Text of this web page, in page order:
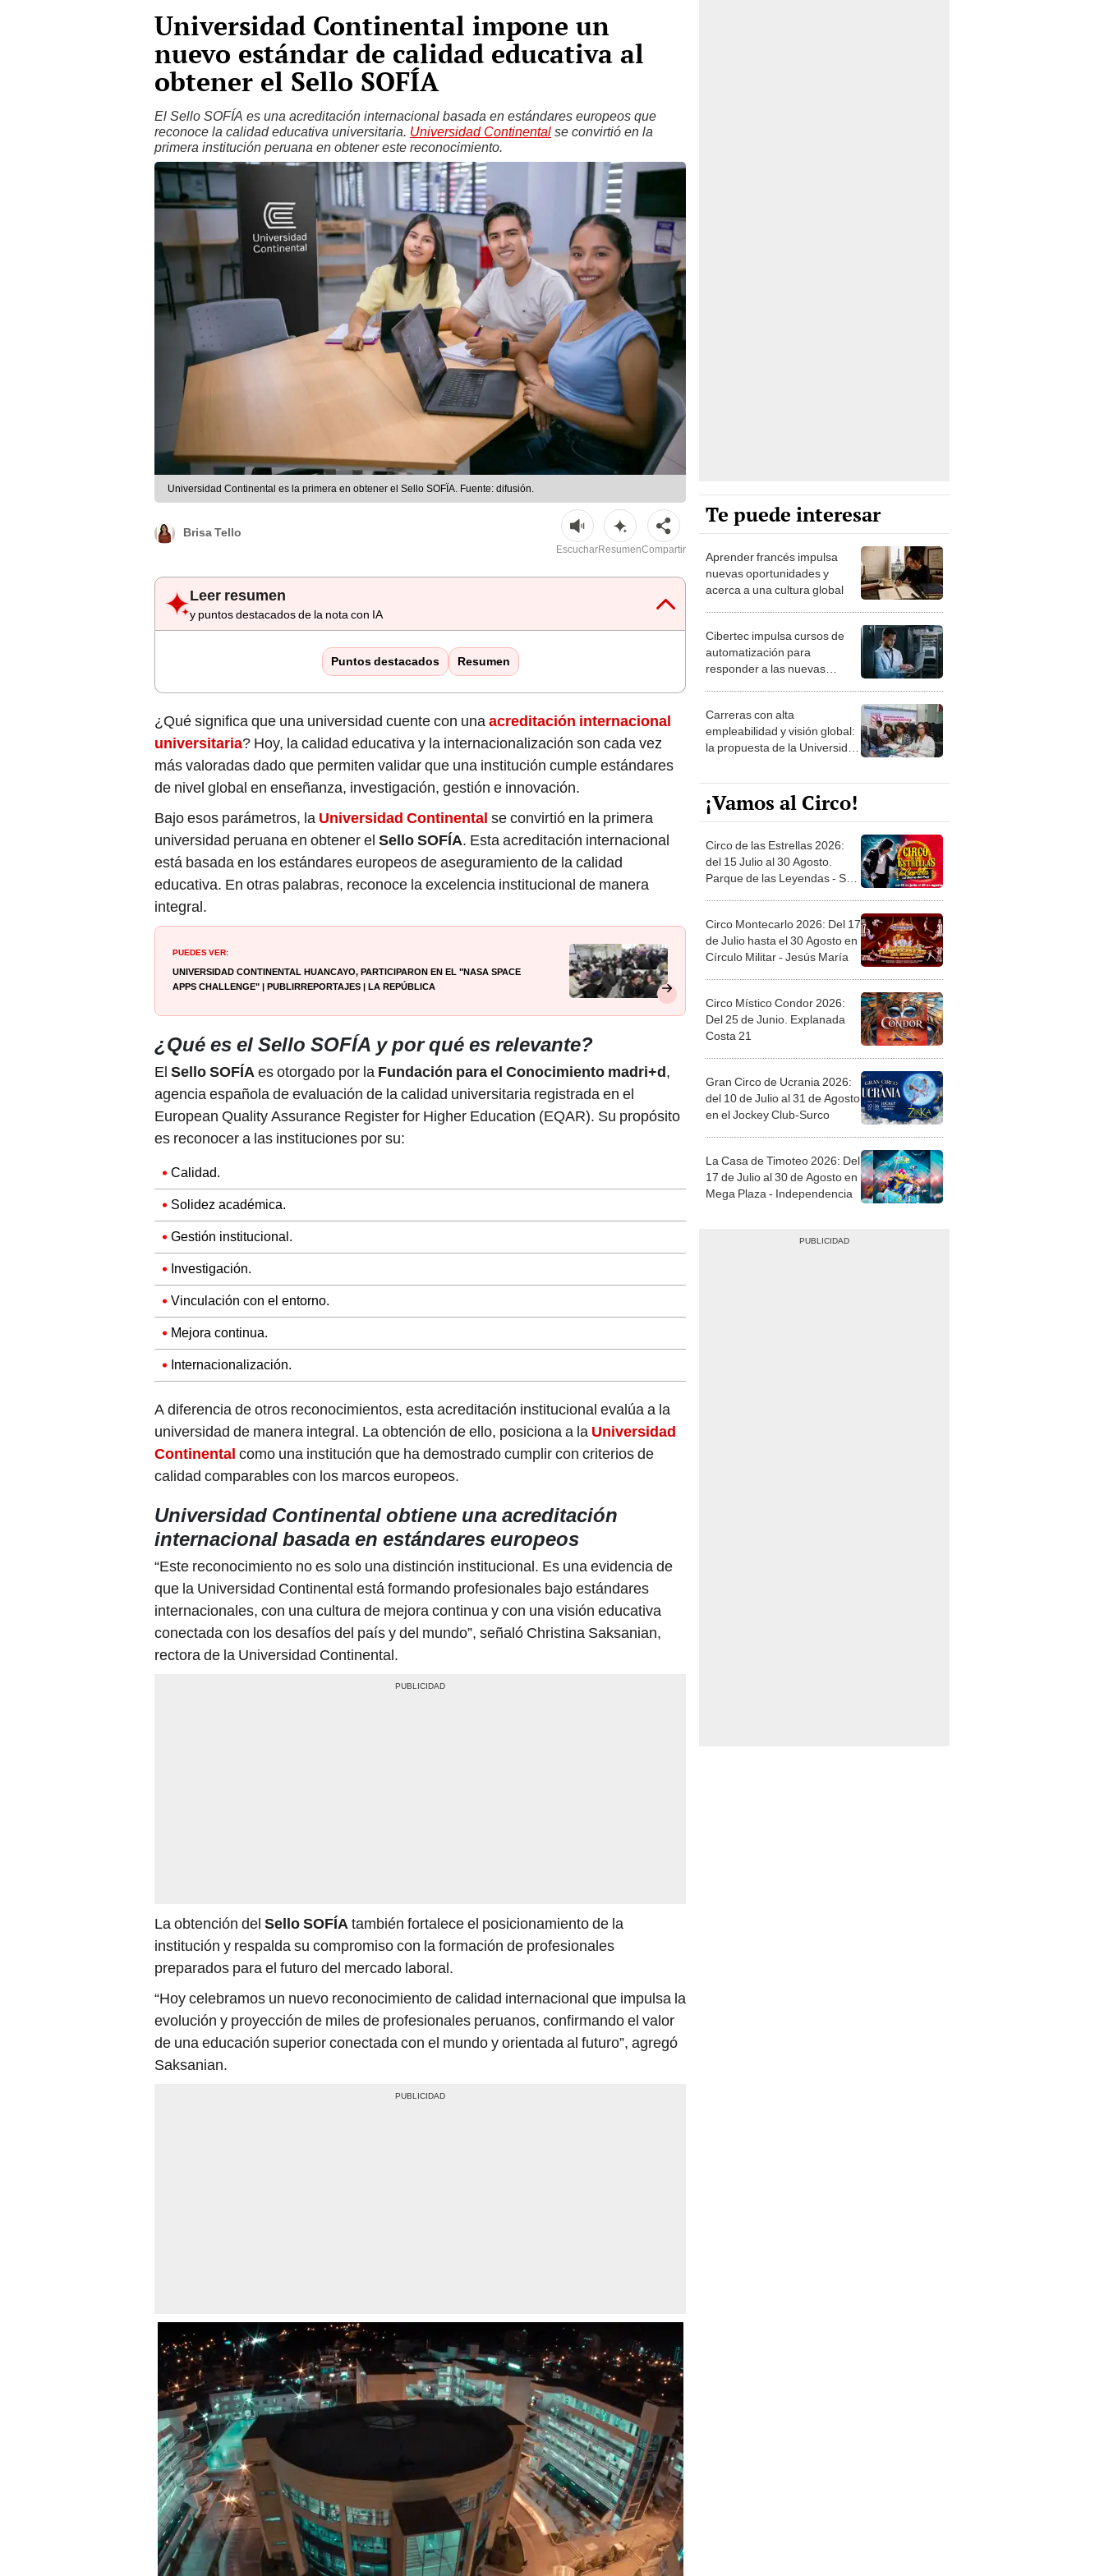
Universidad Continental impone un
nuevo estándar de calidad educativa al
obtener el Sello SOFÍA
El Sello SOFÍA es una acreditación internacional basada en estándares europeos que
reconoce la calidad educativa universitaria. Universidad Continental se convirtió en la
primera institución peruana en obtener este reconocimiento.
Universidad Continental es la primera en obtener el Sello SOFÏA. Fuente: difusión.
Brisa Tello
EscucharResumenCompartir
Leer resumen
y puntos destacados de la nota con IA
Puntos destacados Resumen
¿Qué significa que una universidad cuente con unaacreditación internacional
universitaria? Hoy, la calidad educativa y la internacionalización son cada vez
más valoradas dado que permiten validar que una institución cumple estándares
de nivel global en enseñanza, investigación, gestión e innovación.
Bajo esos parámetros, la Universidad Continental se convirtió en la primera
universidad peruana en obtener el Sello SOFÍA. Esta acreditación internacional
está basada en los estándares europeos de aseguramiento de la calidad
educativa. En otras palabras, reconoce la excelencia institucional de manera
integral.
PUEDES VER:
Universidad Continental Huancayo, participaron en el "NASA Space
Apps Challenge" | Publirreportajes | La República
¿Qué es el Sello SOFÍA y por qué es relevante?
El Sello SOFÍAes otorgado por la Fundación para el Conocimiento madri+d,
agencia española de evaluación de la calidad universitaria registrada en el
European Quality Assurance Register for Higher Education (EQAR). Su propósito
es reconocer a las instituciones por su:
Calidad.
Solidez académica.
Gestión institucional.
Investigación.
Vinculación con el entorno.
Mejora continua.
Internacionalización.
A diferencia de otros reconocimientos, esta acreditación institucional evalúa a la
universidad de manera integral. La obtención de ello, posiciona a la Universidad
Continental como una institución que ha demostrado cumplir con criterios de
calidad comparables con los marcos europeos.
Universidad Continental obtiene una acreditación
internacional basada en estándares europeos
“Este reconocimiento no es solo una distinción institucional. Es una evidencia de
que la Universidad Continental está formando profesionales bajo estándares
internacionales, con una cultura de mejora continua y con una visión educativa
conectada con los desafíos del país y del mundo”, señaló Christina Saksanian,
rectora de la Universidad Continental.
La obtención del Sello SOFÍA también fortalece el posicionamiento de la
institución y respalda su compromiso con la formación de profesionales
preparados para el futuro del mercado laboral.
“Hoy celebramos un nuevo reconocimiento de calidad internacional que impulsa la
evolución y proyección de miles de profesionales peruanos, confirmando el valor
de una educación superior conectada con el mundo y orientada al futuro”, agregó
Saksanian.
Te puede interesar
Aprender francés impulsa
nuevas oportunidades y
acerca a una cultura global
Cibertec impulsa cursos de
automatización para
responder a las nuevas
Carreras con alta
empleabilidad y visión global:
la propuesta de la Universidad
¡Vamos al Circo!
Circo de las Estrellas 2026:
del 15 Julio al 30 Agosto.
Parque de las Leyendas - San
Circo Montecarlo 2026: Del 17
de Julio hasta el 30 Agosto en
Círculo Militar - Jesús María
Circo Místico Condor 2026:
Del 25 de Junio. Explanada
Costa 21
Gran Circo de Ucrania 2026:
del 10 de Julio al 31 de Agosto
en el Jockey Club-Surco
La Casa de Timoteo 2026: Del
17 de Julio al 30 de Agosto en
Mega Plaza - Independencia